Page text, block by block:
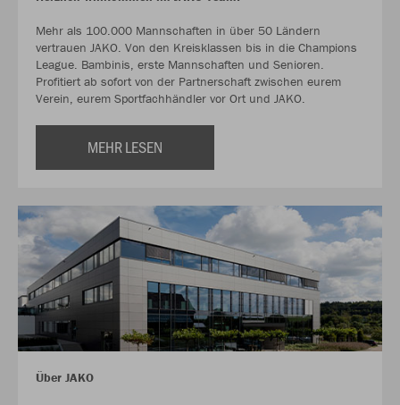
Mehr als 100.000 Mannschaften in über 50 Ländern
vertrauen JAKO. Von den Kreisklassen bis in die Champions
League. Bambinis, erste Mannschaften und Senioren.
Profitiert ab sofort von der Partnerschaft zwischen eurem
Verein, eurem Sportfachhändler vor Ort und JAKO.
MEHR LESEN
Über JAKO